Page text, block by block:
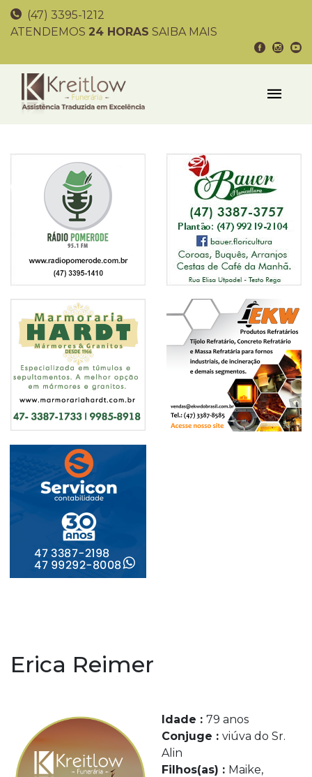
(47) 3395-1212
ATENDEMOS 24 HORAS SAIBA MAIS
Erica Reimer
Idade : 79 anos
Conjuge : viúva do Sr.
Alin
Filhos(as) : Maike,